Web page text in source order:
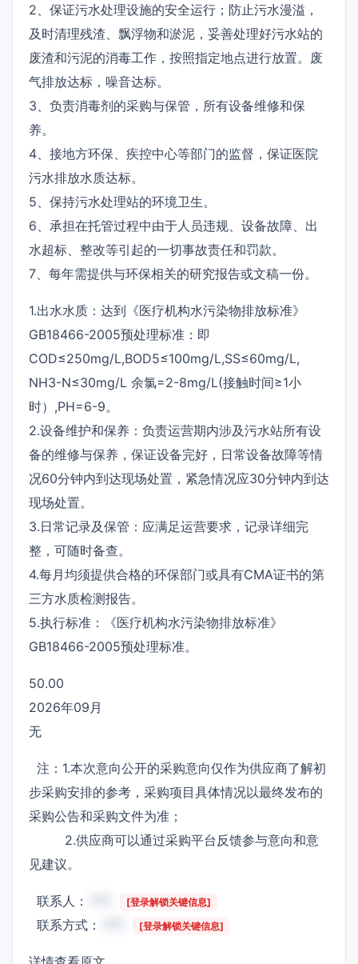
2、保证污水处理设施的安全运行；防止污水漫溢，
及时清理残渣、飘浮物和淤泥，妥善处理好污水站的
废渣和污泥的消毒工作，按照指定地点进行放置。废
气排放达标，噪音达标。
3、负责消毒剂的采购与保管，所有设备维修和保
养。
4、接地方环保、疾控中心等部门的监督，保证医院
污水排放水质达标。
5、保持污水处理站的环境卫生。
6、承担在托管过程中由于人员违规、设备故障、出
水超标、整改等引起的一切事故责任和罚款。
7、每年需提供与环保相关的研究报告或文稿一份。
1.出水水质：达到《医疗机构水污染物排放标准》
GB18466-2005预处理标准：即
COD≤250mg/L,BOD5≤100mg/L,SS≤60mg/L,
NH3-N≤30mg/L 余氯=2-8mg/L(接触时间≥1小
时）,PH=6-9。
2.设备维护和保养：负责运营期内涉及污水站所有设
备的维修与保养，保证设备完好，日常设备故障等情
况60分钟内到达现场处置，紧急情况应30分钟内到达
现场处置。
3.日常记录及保管：应满足运营要求，记录详细完
整，可随时备查。
4.每月均须提供合格的环保部门或具有CMA证书的第
三方水质检测报告。
5.执行标准：《医疗机构水污染物排放标准》
GB18466-2005预处理标准。
50.00
2026年09月
无
注：1.本次意向公开的采购意向仅作为供应商了解初
步采购安排的参考，采购项目具体情况以最终发布的
采购公告和采购文件为准；
2.供应商可以通过采购平台反馈参与意向和意
见建议。
联系人： [登录解锁关键信息]
联系方式： [登录解锁关键信息]